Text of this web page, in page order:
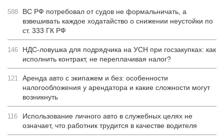
588
ВС РФ потребовал от судов не формальничать, а
взвешивать каждое ходатайство о снижении неустойки по
ст. 333 ГК РФ
146
НДС-ловушка для подрядчика на УСН при госзакупках: как
исполнить контракт, не переплачивая налог?
121 Аренда авто с экипажем и без: особенности
налогообложения у арендатора и какие сложности могут
возникнуть
116
Использование личного авто в служебных целях не
означает, что работник трудится в качестве водителя